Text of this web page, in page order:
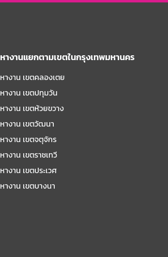
หางานแยกตามเขตในกรุงเทพมหานคร
หางาน เขตคลองเตย
หางาน เขตปทุมวัน
หางาน เขตห้วยขวาง
หางาน เขตวัฒนา
หางาน เขตจตุจักร
หางาน เขตราชเทวี
หางาน เขตประเวศ
หางาน เขตบางนา